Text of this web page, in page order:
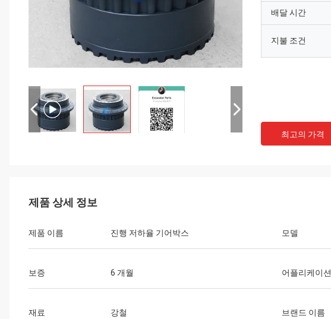
배달 시간
지불 조건
최고의 가격
제품 상세 정보
제품 이름 진행 저하율 기어박스 모델
보증 6 개월 어플리케이션
재료 강철 브랜드 이름